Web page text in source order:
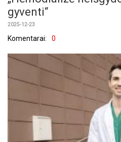
gyventi“
2025-12-23
Komentarai: 0